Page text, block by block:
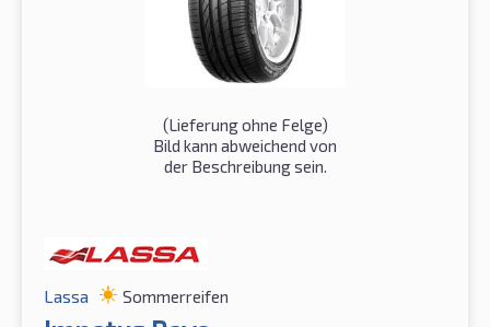
(Lieferung ohne Felge)
Bild kann abweichend von
der Beschreibung sein.
Lassa Sommerreifen